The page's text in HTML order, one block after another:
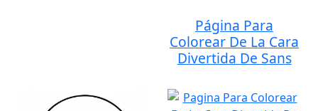
Página Para
Colorear De La Cara
Divertida De Sans